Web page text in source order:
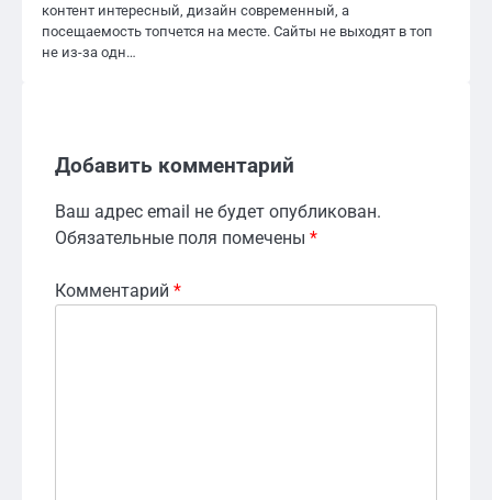
контент интересный, дизайн современный, а
посещаемость топчется на месте. Сайты не выходят в топ
не из-за одн…
Добавить комментарий
Ваш адрес email не будет опубликован.
Обязательные поля помечены *
Комментарий *